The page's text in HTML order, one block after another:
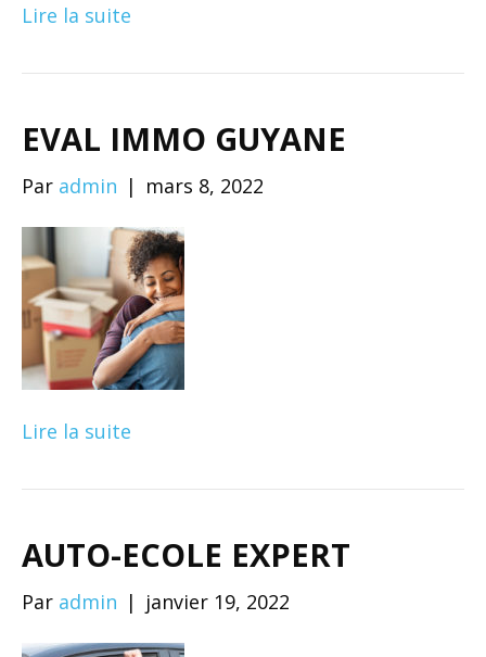
Lire la suite
EVAL IMMO GUYANE
Par admin | mars 8, 2022
Lire la suite
AUTO-ECOLE EXPERT
Par admin | janvier 19, 2022